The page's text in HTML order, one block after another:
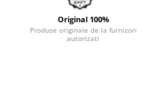
Original 100%
Produse originale de la furnizori
autorizati